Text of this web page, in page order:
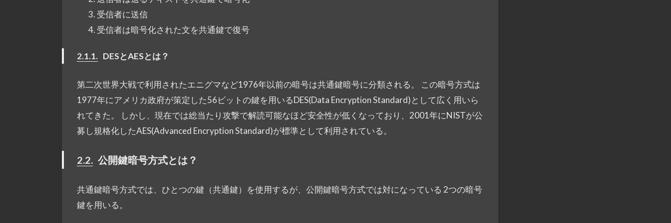
受信者に送信
受信者は暗号化された文を共通鍵で復号
2.1.1. DESとAESとは？
第二次世界大戦で利用されたエニグマなど1976年以前の暗号は共通鍵暗号に分類される。 この暗号方式は
1977年にアメリカ政府が策定した56ビットの鍵を用いるDES(Data Encryption Standard)として広く用いら
れてきた。 しかし、現在では総当たり攻撃で解読可能なほど安全性が低くなっており、2001年にNISTが公
募し規格化したAES(Advanced Encryption Standard)が標準として利用されている。
2.2. 公開鍵暗号方式とは？
共通鍵暗号方式では、ひとつの鍵（共通鍵）を使用するが、公開鍵暗号方式では対になっている 2つの暗号
鍵を用いる。